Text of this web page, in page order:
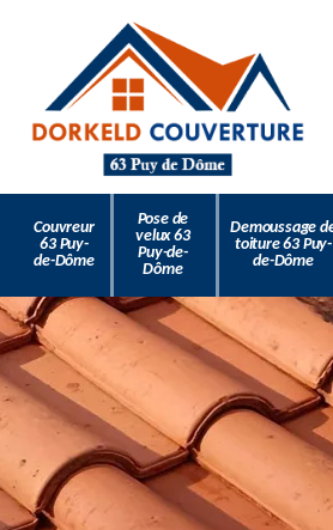
Couvreur
63 Puy-
de-Dôme
Pose de
velux 63
Puy-de-
Dôme
Demoussage
toiture 63 Puy-
de-Dôme